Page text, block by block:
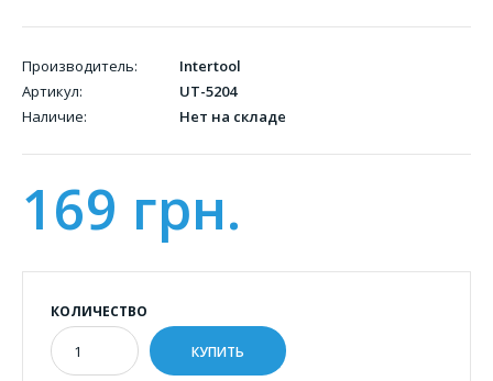
Производитель:
Intertool
Артикул:
UT-5204
Наличие:
Нет на складе
169 грн.
КОЛИЧЕСТВО